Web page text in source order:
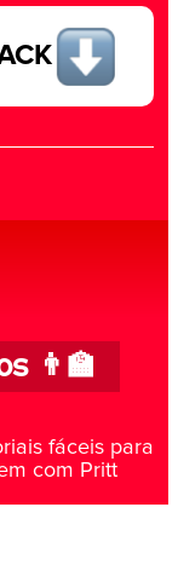
👨‍🏫
fáceis para
com Pritt